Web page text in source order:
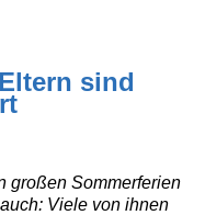
sind
großen Sommerferien
Viele von ihnen